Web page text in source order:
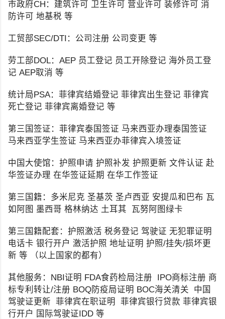
市政府CH：建筑许可 卫生许可 营业许可 装修许可 消
防许可 地基税 等
工贸部SEC/DTI：公司注册 公司变更 等
劳工部DOL：AEP 员工登记 员工开除登记 海外员工登
记 AEP取消 等
统计局PSA：菲律宾结婚登记 菲律宾出生登记 菲律宾
死亡登记 菲律宾离婚登记 等
第三国签证：菲律宾泰国签证 马来西亚办理泰国签证
马来西亚学生签证 马来西亚办菲律宾入境签证
中国大使馆：护照申请 护照补发 护照更新 文件认证 赴
华签证办理 在华签证延期 在华工作签证
第三国籍：多米尼克 圣基茨 圣卢西亚 安提瓜和巴布 瓦
如阿图 墨西哥 格林纳达 土耳其 瓦努阿图绿卡
第三国籍配套：护照激活 税务登记 驾驶证 无犯罪证明
电话卡 银行开户 激活护照 地址证明 护照/挂失/损坏更
新 等 （以上国家的都有）
其他服务：NBI证明 FDA食药检局注册 IPO商标注册 商
标专利转让/注册 BOQ防疫局证明 BOC海关清关 中国
驾驶证更新 菲律宾在职证明 菲律宾银行贷款 菲律宾银
行开户 国际驾驶证IDD 等